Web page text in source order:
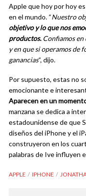
Apple que hoy por hoy
en el mundo. “Nuestro
objetivo y lo que nos
productos. Confiamos en
y en que si operamos de
ganancias“, dijo.
Por supuesto, estas no
emocionante e
Aparecen en un
manzana se dedica a
estadounidense de que
diseños del iPhone y el
construyeron en los
palabras de Ive influyen
APPLE IPHONE